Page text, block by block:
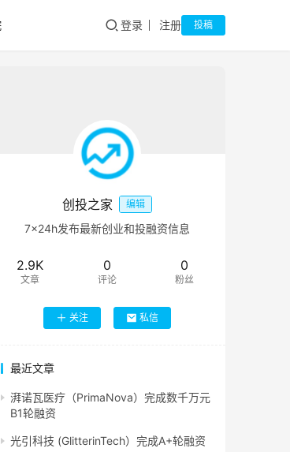
登录 注册 投稿
创投之家 编辑
7×24h发布最新创业和投融资信息
2.9K
文章
0
评论
0
粉丝
关注 私信
最近文章
湃诺瓦医疗（PrimaNova）完成数千万元
B1轮融资
光引科技 (GlitterinTech）完成A+轮融资